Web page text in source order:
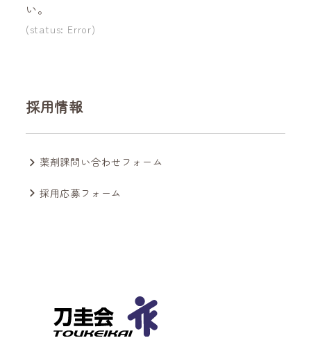
い。
(status: Error)
採用情報
薬剤課問い合わせフォーム
採用応募フォーム